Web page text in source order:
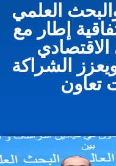
العلمي
إطار مع
الشراكة
تعاون